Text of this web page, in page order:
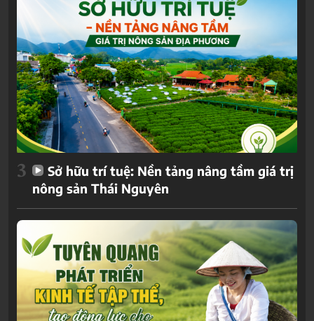
3
Sở hữu trí tuệ: Nền tảng nâng tầm giá trị
nông sản Thái Nguyên